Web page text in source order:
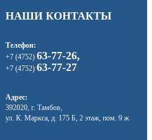
НАШИ КОНТАКТЫ
Телефон:
+7 (4752) 63-77-26,
+7 (4752) 63-77-27
Адрес:
392020, г. Тамбов,
ул. К. Маркса, д. 175 Б, 2 этаж, пом. 9 ж